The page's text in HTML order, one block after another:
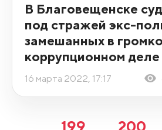
В Благовещенске
под стражей экс-
замешанных в
коррупционном деле
16 марта 2022, 17:17